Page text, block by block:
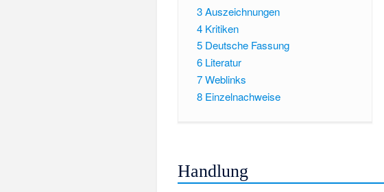
3Auszeichnungen
4 Kritiken
5 Deutsche Fassung
6 Literatur
7Weblinks
8 Einzelnachweise
Handlung